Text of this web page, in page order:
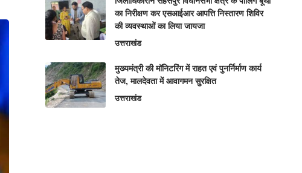
का निरीक्षण कर एसआईआर आपत्ति निस्तारण शिविर
की व्यवस्थाओं का लिया जायजा
उत्तराखंड
मुख्यमंत्री की मॉनिटरिंग में राहत एवं पुनर्निर्माण कार्य
तेज, मालदेवता में आवागमन सुरक्षित
उत्तराखंड